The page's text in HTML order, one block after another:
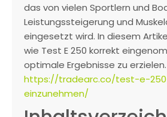
das von vielen Sportlern und
Leistungssteigerung und
eingesetzt wird. In diesem
wie Test E 250 korrekt
optimale Ergebnisse zu erzielen.
https://tradearc.co/test-e-
einzunehmen/